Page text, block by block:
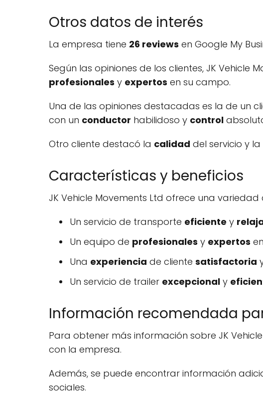
Otros datos de interés
La empresa tiene 26 reviews en Google My
Según las opiniones de los clientes, JK Vehicle
profesionales y expertos en su campo.
Una de las opiniones destacadas es la de un
con un conductor habilidoso y control
Otro cliente destacó la calidad del servicio y la
Características y beneficios
JK Vehicle Movements Ltd ofrece una
Un servicio de transporte eficiente y
Un equipo de profesionales y expertos
Una experiencia de cliente satisfactoria
Un servicio de trailer excepcional y
Información recomendada
Para obtener más información sobre JK
con la empresa.
Además, se puede encontrar información
sociales.